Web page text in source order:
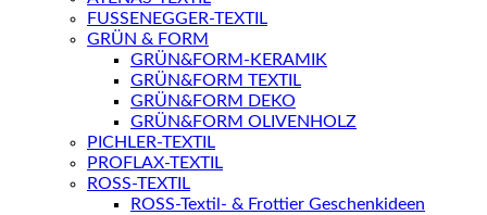
FUSSENEGGER-TEXTIL
GRÜN & FORM
GRÜN&FORM-KERAMIK
GRÜN&FORM TEXTIL
GRÜN&FORM DEKO
GRÜN&FORM OLIVENHOLZ
PICHLER-TEXTIL
PROFLAX-TEXTIL
ROSS-TEXTIL
ROSS-Textil- & Frottier Geschenkideen